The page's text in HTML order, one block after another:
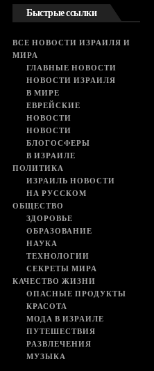
Быстрые ссылки
ВСЕ НОВОСТИ ИЗРАИЛЯ И
МИРА
ГЛАВНЫЕ НОВОСТИ
НОВОСТИ ИЗРАИЛЯ
В МИРЕ
ЕВРЕЙСКИЕ
НОВОСТИ
НОВОСТИ
БЛОГОСФЕРЫ
В ИЗРАИЛЕ
ПОЛИТИКА
ИЗРАИЛЬ НОВОСТИ
НА РУССКОМ
ОБЩЕСТВО
ЗДОРОВЬЕ
ОБРАЗОВАНИЕ
НАУКА
ТЕХНОЛОГИИ
СЕКРЕТЫ МИРА
КАЧЕСТВО ЖИЗНИ
ОПАСНЫЕ ПРОДУКТЫ
КРАСОТА
МОДА В ИЗРАИЛЕ
ПУТЕШЕСТВИЯ
РАЗВЛЕЧЕНИЯ
МУЗЫКА